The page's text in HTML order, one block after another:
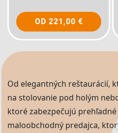
OD 221,00 €
Od elegantných reštaurácií,
na stolovanie pod holým
ktoré zabezpečujú
maloobchodný predajca,